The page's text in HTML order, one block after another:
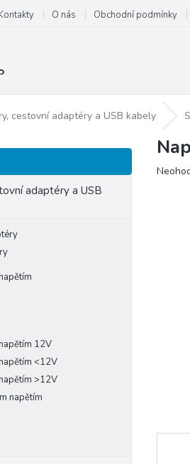
O nás Obchodní podmínky
cestovní adaptéry a USB kabely
adaptéry a USB
12V
<12V
>12V
napětím